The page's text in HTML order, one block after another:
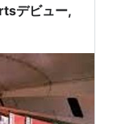
デビュー,